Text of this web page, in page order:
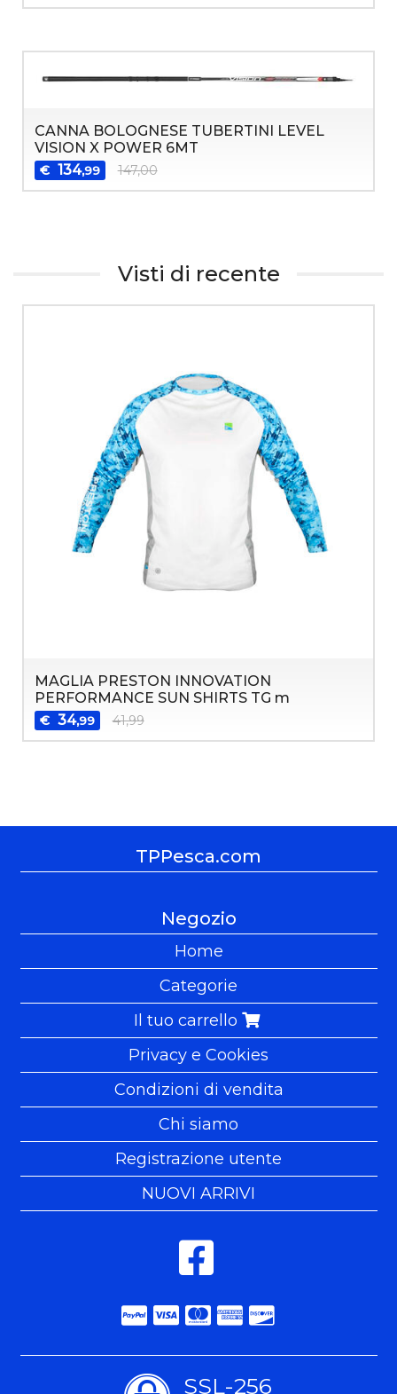
CANNA BOLOGNESE TUBERTINI LEVEL
VISION X POWER 6MT
€ 134,99 147,00
Visti di recente
MAGLIA PRESTON INNOVATION
PERFORMANCE SUN SHIRTS TG m
€ 34,99 41,99
TPPesca.com
Negozio
Home
Categorie
Il tuo carrello
Privacy e Cookies
Condizioni di vendita
Chi siamo
Registrazione utente
NUOVI ARRIVI
SSL-256